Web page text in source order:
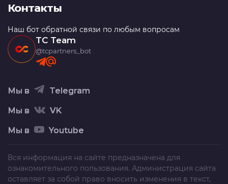
Контакты
Наш бот обратной связи по любым вопросам
TC Team
@tcpartners_bot
Мы в Telegram
Мы в VK
Мы в Youtube
Вся информация на сайте предназначена для
ознакомительного пользования. Администрация сайта
оставляет за собой право вносить изменения в текст,